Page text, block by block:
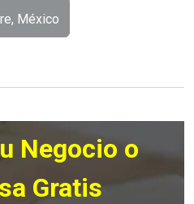
México
Negocio o
Gratis